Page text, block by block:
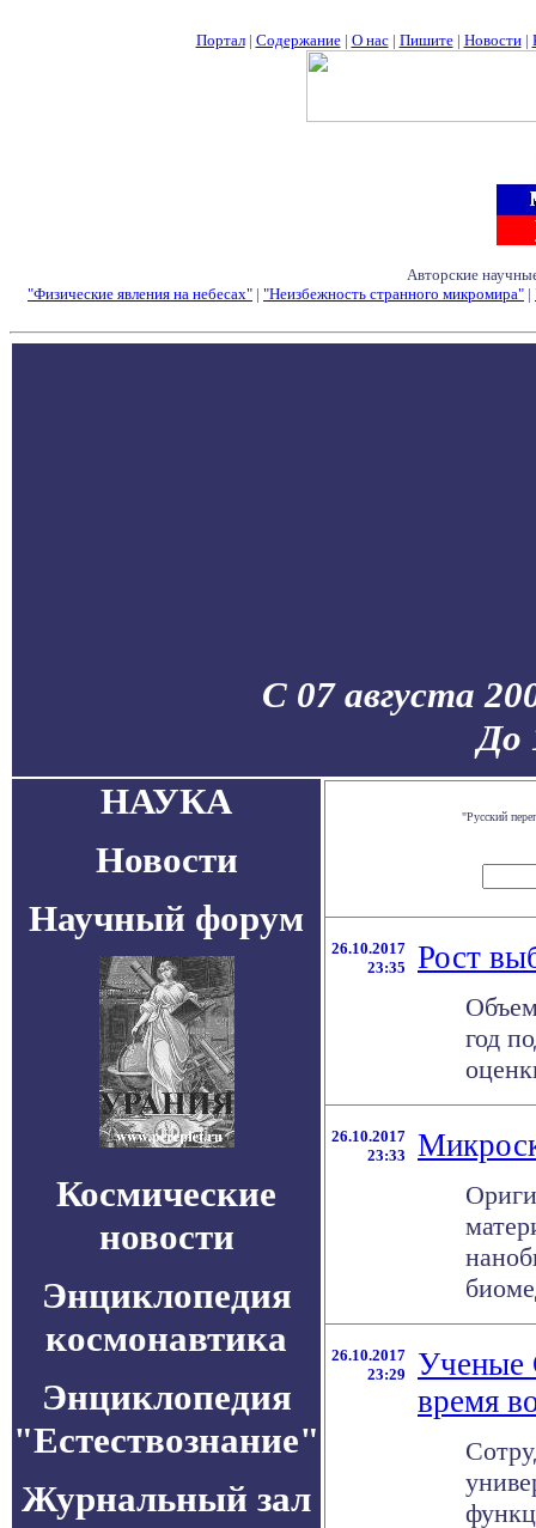
Портал| Содержание| О нас| Пишите| Новости|
Авторские
"Физические явления на небесах" | "Неизбежность странного микромира" |
С 07 августа
До
НАУКА
Новости
Научный форум
Космические
новости
Энциклопедия
космонавтика
Энциклопедия
"Естествознание"
Журнальный зал
"Русский
26.10.2017
23:35
Рост
год
26.10.2017
23:33
26.10.2017
23:29
Ученые
время